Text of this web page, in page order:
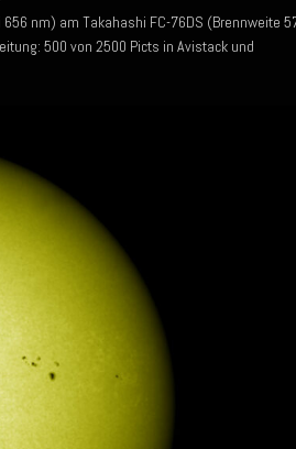
nm) am Takahashi FC-76DS (Brennweite
500 von 2500 Picts in Avistack und